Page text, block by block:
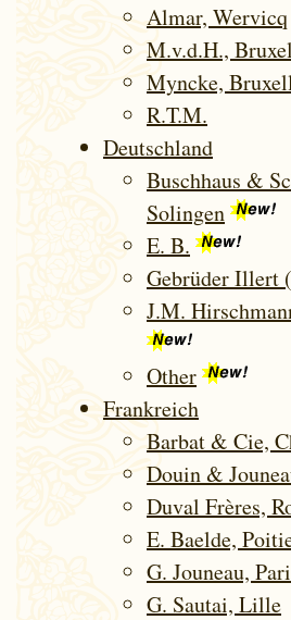
Almar, Wervicq
M.v.d.H.,
Myncke,
R.T.M.
Deutsch­land
Buschhaus &
Solingen
E. B.
Gebrüder Illert
J.M.
Other
Frank­reich
Barbat & Cie,
Douin &
Duval Frères,
E. Baelde,
G. Jouneau,
G. Sautai, Lille